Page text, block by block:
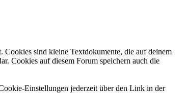
sind kleine Textdokumente, die auf deinem
Cookies auf diesem Forum speichern auch die
Einstellungen jederzeit über den Link in der